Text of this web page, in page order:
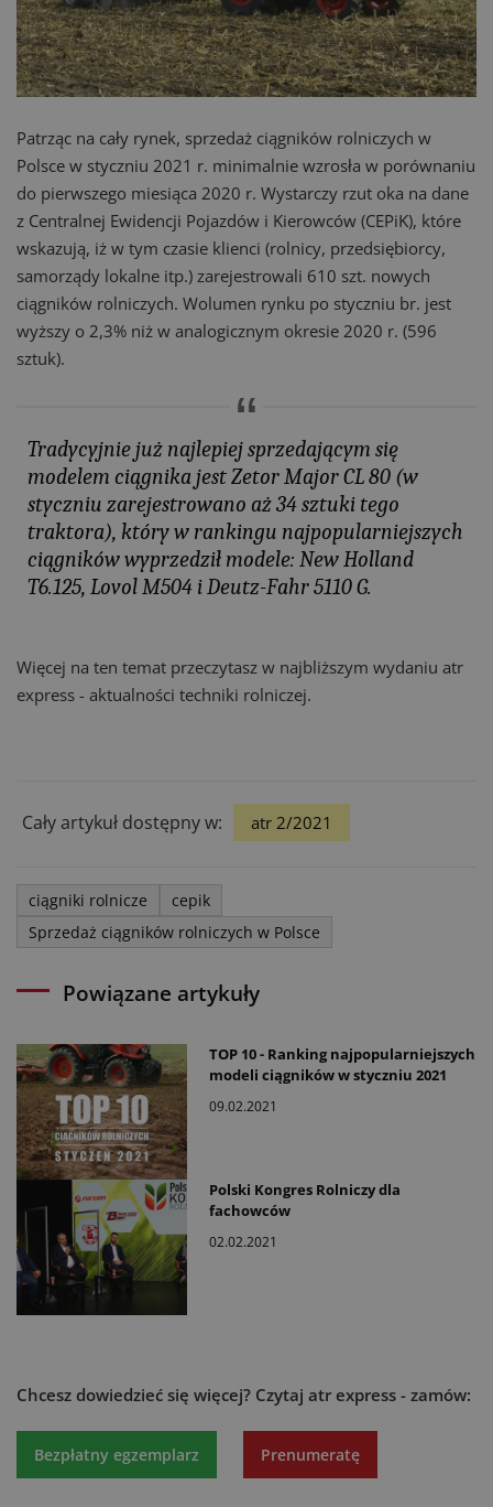
Patrząc na cały rynek, sprzedaż ciągników rolniczych w
Polsce w styczniu 2021 r. minimalnie wzrosła w porównaniu
do pierwszego miesiąca 2020 r. Wystarczy rzut oka na dane
z Centralnej Ewidencji Pojazdów i Kierowców (CEPiK), które
wskazują, iż w tym czasie klienci (rolnicy, przedsiębiorcy,
samorządy lokalne itp.) zarejestrowali 610 szt. nowych
ciągników rolniczych. Wolumen rynku po styczniu br. jest
wyższy o 2,3% niż w analogicznym okresie 2020 r. (596
sztuk).
Tradycyjnie już najlepiej sprzedającym się
modelem ciągnika jest Zetor Major CL 80 (w
styczniu zarejestrowano aż 34 sztuki tego
traktora), który w rankingu najpopularniejszych
ciągników wyprzedził modele: New Holland
T6.125, Lovol M504 i Deutz-Fahr 5110 G.
Więcej na ten temat przeczytasz w najbliższym wydaniu atr
express - aktualności techniki rolniczej.
Cały artykuł dostępny w: atr 2/2021
ciągniki rolnicze
cepik
Sprzedaż ciągników rolniczych w Polsce
Powiązane artykuły
TOP 10 - Ranking najpopularniejszych
modeli ciągników w styczniu 2021
09.02.2021
Polski Kongres Rolniczy dla
fachowców
02.02.2021
Chcesz dowiedzieć się więcej? Czytaj atr express - zamów:
Bezpłatny egzemplarz Prenumeratę